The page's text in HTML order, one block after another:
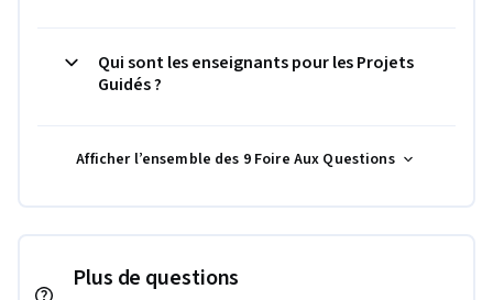
Qui sont les enseignants pour les Projets
Guidés ?
Afficher l’ensemble des 9 Foire Aux Questions
Plus de questions